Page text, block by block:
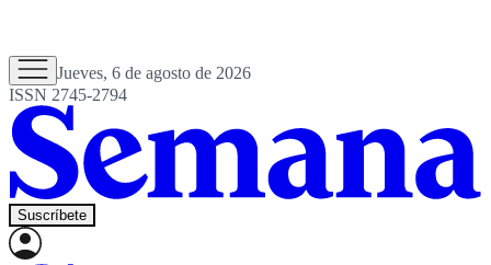
Jueves, 6 de agosto de 2026
ISSN 2745-2794
Suscríbete